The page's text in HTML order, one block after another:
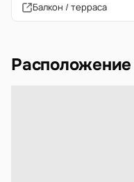
Балкон / терраса
Расположение